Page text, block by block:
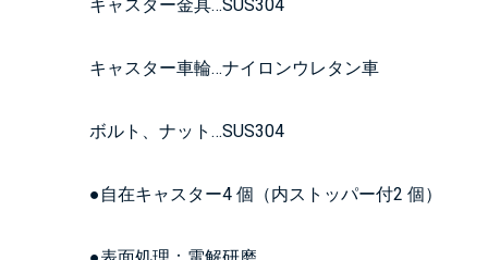
キャスター金具…SUS304
キャスター車輪…ナイロンウレタン車
ボルト、ナット…SUS304
●自在キャスター4 個（内ストッパー付2 個）